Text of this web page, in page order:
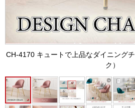
CH-4170 キュートで上品なダイニング
ク）